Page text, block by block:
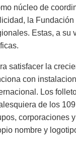
núcleo de
la
Estas, a su
satisfacer la
con
Los
de los
corporaciones
nombre y